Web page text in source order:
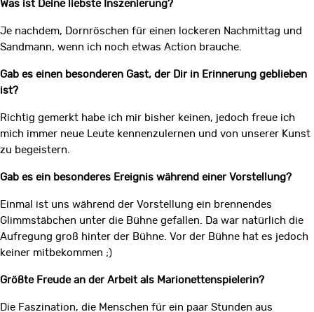
Was ist Deine liebste Inszenierung?
Je nachdem, Dornröschen für einen lockeren Nachmittag und
Sandmann, wenn ich noch etwas Action brauche.
Gab es einen besonderen Gast, der Dir in Erinnerung geblieben
ist?
Richtig gemerkt habe ich mir bisher keinen, jedoch freue ich
mich immer neue Leute kennenzulernen und von unserer Kunst
zu begeistern.
Gab es ein besonderes Ereignis während einer Vorstellung?
Einmal ist uns während der Vorstellung ein brennendes
Glimmstäbchen unter die Bühne gefallen. Da war natürlich die
Aufregung groß hinter der Bühne. Vor der Bühne hat es jedoch
keiner mitbekommen ;)
Größte Freude an der Arbeit als Marionettenspielerin?
Die Faszination, die Menschen für ein paar Stunden aus